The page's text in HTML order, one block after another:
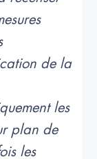
de la
les
plan de
les